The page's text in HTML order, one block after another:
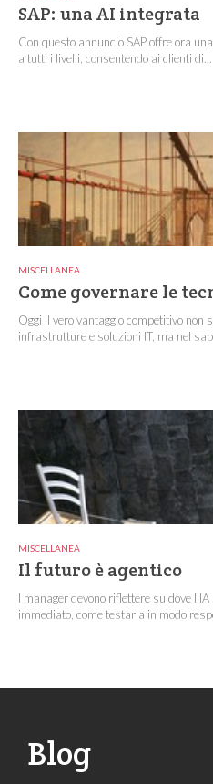
SAP: una AI integrata
Con questo annuncio SAP offre ora
a tutti i livelli, consentendo ai clienti di...
MISCELLANEA
Come governare le
Oggi il vero vantaggio competitivo non
infrastrutture e soluzioni IT, ma nel
MISCELLANEA
Il futuro è agentico
I manager devono riflettere su dove
immediato, come testarla in modo
Blog